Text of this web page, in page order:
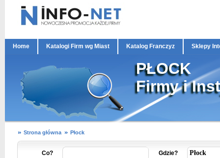
Home Katalogi Firm wg Miast Katalog Franczyz Sklepy
PŁOCK
Firmy i
Strona główna Płock
Co? Gdzie?